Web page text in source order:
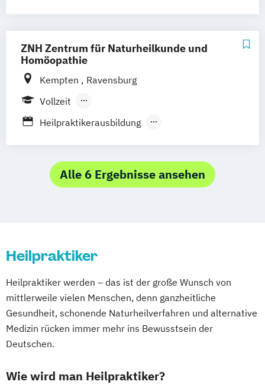
ZNH Zentrum für Naturheilkunde und
Homöopathie
Kempten
Ravensburg
Vollzeit
Berufsbegleitender Präsenzlehrgang
Heilpraktikerausbildung
Alle 6 Ergebnisse ansehen
Heilpraktiker
Heilpraktiker werden – das ist der große Wunsch von
mittlerweile vielen Menschen, denn ganzheitliche
Gesundheit, schonende Naturheilverfahren und alternative
Medizin rücken immer mehr ins Bewusstsein der
Deutschen.
Wie wird man Heilpraktiker?